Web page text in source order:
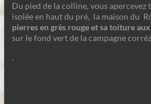
Du pied de la colline, vous apercevez
isolée en haut du pré, la maison du
pierres en grès rouge et sa toiture
sur le fond vert de la campagne
.